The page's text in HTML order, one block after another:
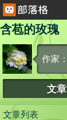
含苞的玫瑰
作家
文章
文章列表